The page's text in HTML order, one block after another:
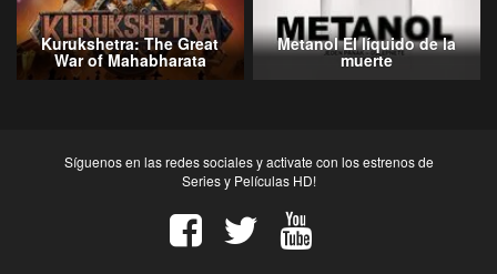
Kurukshetra: The Great
War of Mahabharata
Metanol El líquido de la
muerte
Síguenos en las redes sociales y activate con los estrenos de
Series y Películas HD!